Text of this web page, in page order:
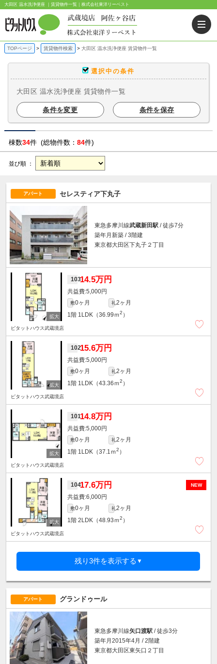
大田区 温水洗浄便座 ｜賃貸物件一覧｜株式会社東洋リーベスト
TOPページ 賃貸物件検索 大田区 温水洗浄便座 賃貸物件一覧
選択中の条件
大田区 温水洗浄便座 賃貸物件一覧
条件を変更 条件を保存
棟数34件 (総物件数： 84件)
並び順 ：
アパート セレスティア下丸子
東急多摩川線武蔵新田駅 / 徒歩7分
築年月新築 / 3階建
東京都大田区下丸子２丁目
10314.5万円
5,000円
敷0ヶ月 礼2ヶ月
1階 1LDK（36.99ｍ2 ）
ピタットハウス武蔵境店
10215.6万円
5,000円
敷0ヶ月 礼2ヶ月
1階 1LDK（43.36ｍ2 ）
ピタットハウス武蔵境店
10114.8万円
5,000円
敷0ヶ月 礼2ヶ月
1階 1LDK（37.1ｍ2 ）
ピタットハウス武蔵境店
NEW
10417.6万円
6,000円
敷0ヶ月 礼2ヶ月
1階 2LDK（48.93ｍ2 ）
ピタットハウス武蔵境店
残り3件を表示する ▼
アパート グランドゥール
東急多摩川線矢口渡駅 / 徒歩3分
築年月2015年4月 / 2階建
東京都大田区東矢口２丁目